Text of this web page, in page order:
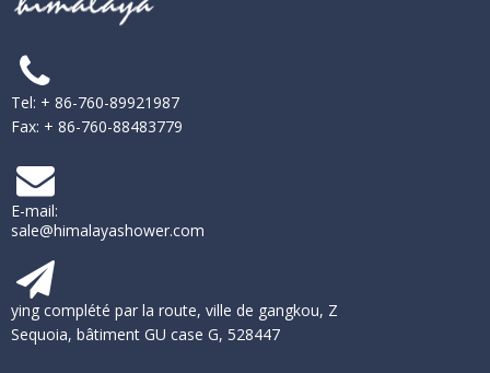
Tel: + 86-760-89921987
Fax: + 86-760-88483779
E-mail:
sale@himalayashower.com
ying complété par la route, ville de gangkou, Z
Sequoia, bâtiment GU case G, 528447